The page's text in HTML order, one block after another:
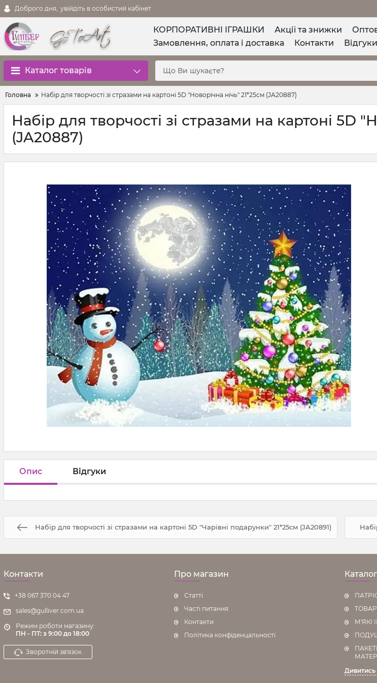
Доброго дня, увійдіть в особистий кабінет
КОРПОРАТИВНІ ІГРАШКИ Акції та знижки
Замовлення, оплата і доставка
Контакти Відгуки
Каталог товарів
Головна Набір для творчості зі стразами на картоні 5D "Новорічна нічь" 21*25см (JA20887)
Набір для творчості зі стразами на картоні 5D
(JA20887)
Опис Відгуки
Набір для творчості зі стразами на картоні 5D "Чарівні подарунки" 21*25см (JA20891)
Контакти
+38 067 370 04 47
sales@gulliver.com.ua
Режим роботи магазину:
ПН - ПТ: з 9:00 до 18:00
Зворотній зв'язок
Про магазин
Статті
Часті питання
Контакти
Політика конфіденцальності
М'ЯКІ
Дивитись